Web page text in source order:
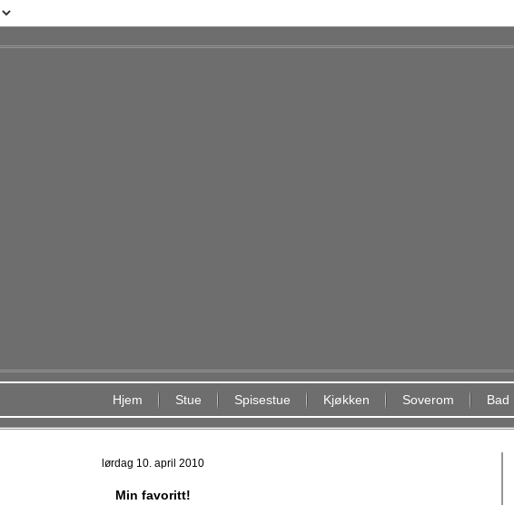
Hjem Stue Spisestue Kjøkken Soverom Bad
lørdag 10. april 2010
Min favoritt!